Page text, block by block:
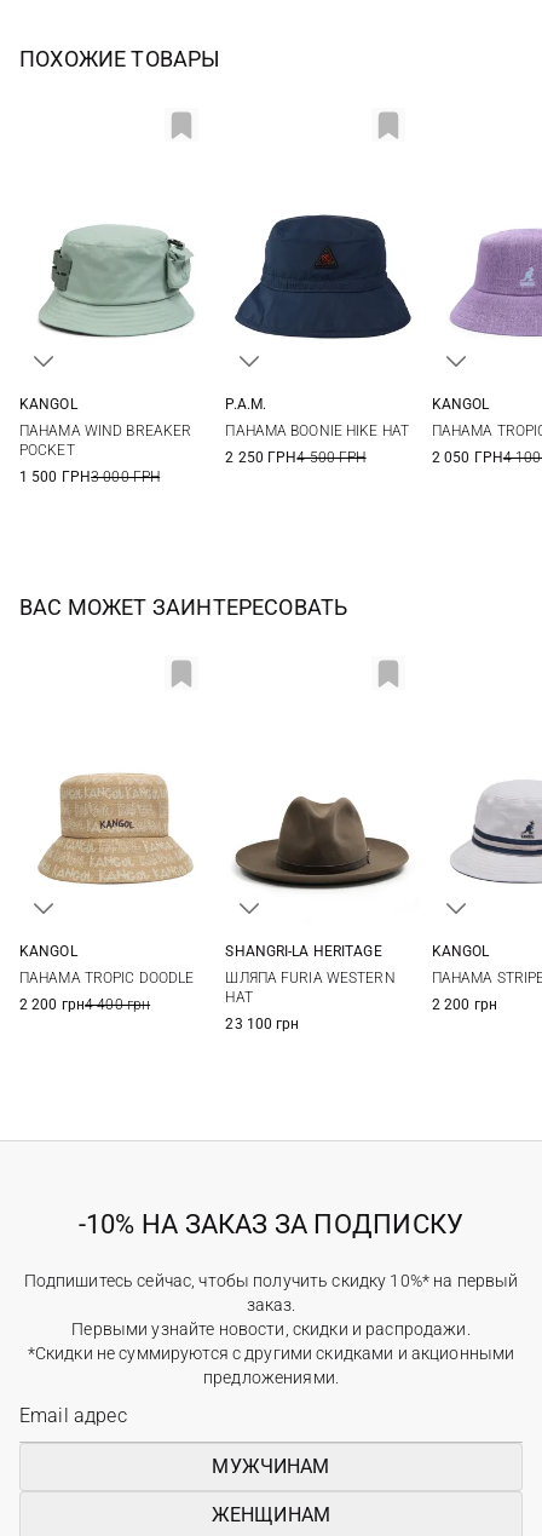
ПОХОЖИЕ ТОВАРЫ
KANGOL
ПАНАМА WIND BREAKER
POCKET
1 500 ГРН3 000 ГРН
P.A.M.
ПАНАМА BOONIE HIKE HAT
2 250 ГРН4 500 ГРН
KANGOL
ПАНАМА
2 050 ГРН4
ВАС МОЖЕТ ЗАИНТЕРЕСОВАТЬ
KANGOL
ПАНАМА TROPIC DOODLE
2 200 грн4 400 грн
SHANGRI-LA HERITAGE
ШЛЯПА FURIA WESTERN
HAT
23 100 грн
KANGOL
ПАНАМА
2 200 грн
-10% НА ЗАКАЗ ЗА ПОДПИСКУ
Подпишитесь сейчас, чтобы получить скидку 10%* на первый
заказ.
Первыми узнайте новости, скидки и распродажи.
*Скидки не суммируются с другими скидками и акционными
предложениями.
МУЖЧИНАМ
ЖЕНЩИНАМ